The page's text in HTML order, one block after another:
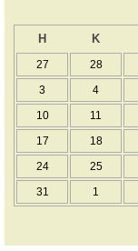
H K
27 28
3 4
10 11
17 18
24 25
31 1